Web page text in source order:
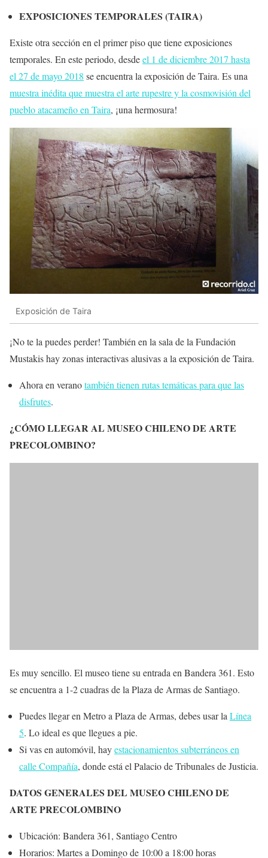
EXPOSICIONES TEMPORALES (TAIRA)
Existe otra sección en el primer piso que tiene exposiciones
temporales. En este periodo, desdeel 1 de diciembre 2017 hasta
el 27 de mayo 2018 se encuentra la exposición de Taira. Es una
muestra inédita que muestra el arte rupestre y la cosmovisión del
pueblo atacameño en Taira, ¡una hermosura!
Exposición de Taira
¡No te la puedes perder! También en la sala de la Fundación
Mustakis hay zonas interactivas alusivas a la exposición de Taira.
Ahora en veranotambién tienen rutas temáticas para que las
disfrutes.
¿CÓMO LLEGAR AL MUSEO CHILENO DE ARTE
PRECOLOMBINO?
Es muy sencillo. El museo tiene su entrada en Bandera 361. Esto
se encuentra a 1-2 cuadras de la Plaza de Armas de Santiago.
Puedes llegar en Metro a Plaza de Armas, debes usar la Línea
5. Lo ideal es que llegues a pie.
Si vas en automóvil, hayestacionamientos subterráneos en
calle Compañía, donde está el Palacio de Tribunales de Justicia.
DATOS GENERALES DEL MUSEO CHILENO DE
ARTE PRECOLOMBINO
Ubicación: Bandera 361, Santiago Centro
Horarios: Martes a Domingo de 10:00 a 18:00 horas